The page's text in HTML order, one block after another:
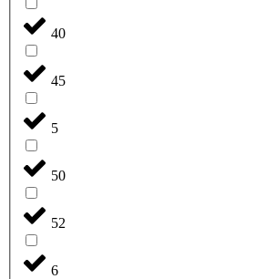
40
45
5
50
52
6